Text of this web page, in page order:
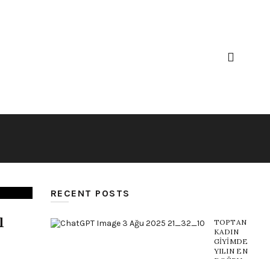
RECENT POSTS
TOPTAN
KADIN
GIYIMDE
YILIN EN